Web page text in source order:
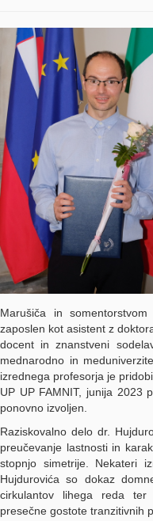
Marušiča in
zaposlen kot asistent z
docent in znanstveni
mednarodno in
izrednega profesorja je
UP UP FAMNIT, junija 2023
ponovno izvoljen.
Raziskovalno delo dr.
preučevanje lastnosti in
stopnjo simetrije. Nekateri
Hujdurovića so dokaz
cirkulantov lihega reda
presečne gostote tranzitivnih